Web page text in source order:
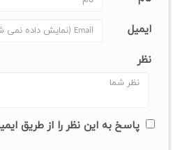
ایمیل
نظر
پاسخ به این نظر را از طریق